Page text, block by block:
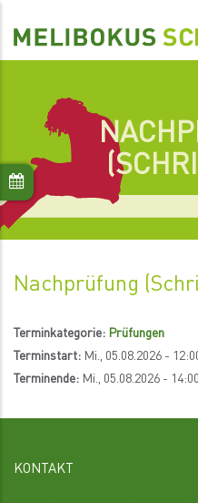
zum
Nachprüfung
Terminkategorie: Prüfungen
Terminstart: Mi., 05.08.2026 -
Terminende: Mi., 05.08.2026 - 14:00
KONTAKT